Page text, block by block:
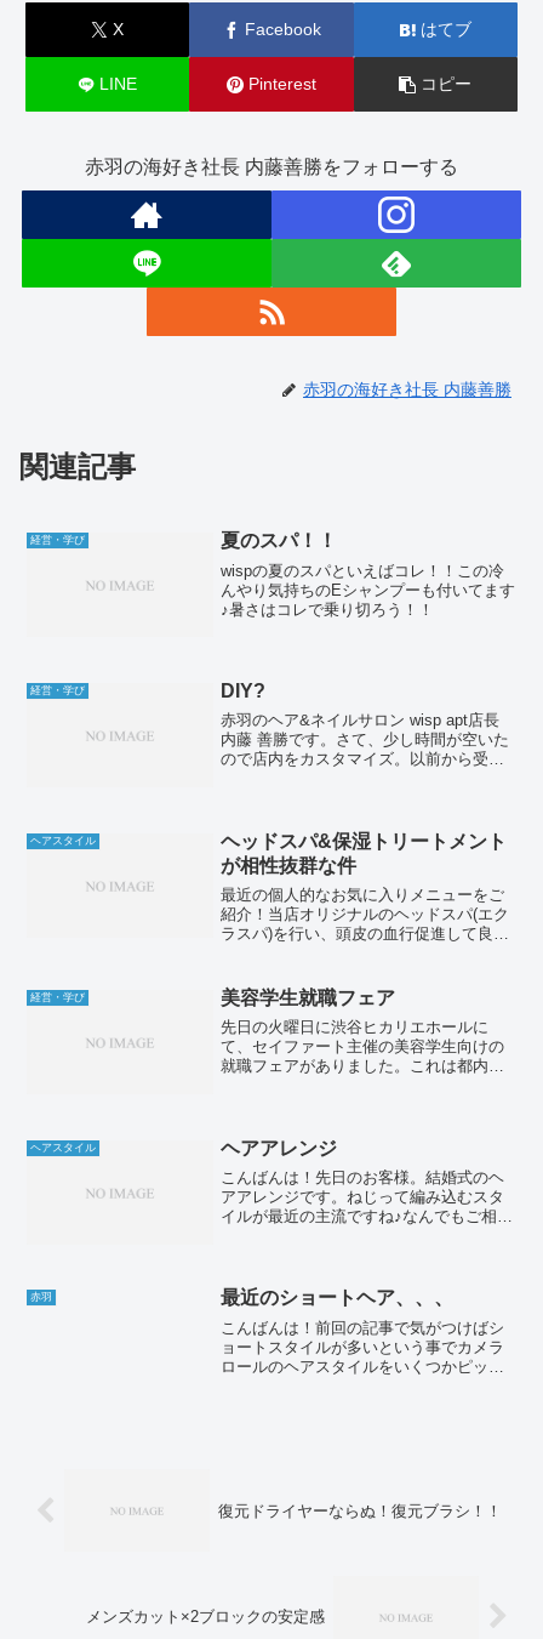
X Facebook はてブ
LINE Pinterest コピー
赤羽の海好き社長 内藤善勝をフォローする
赤羽の海好き社長 内藤善勝
関連記事
経営・学び 夏のスパ！！
wispの夏のスパといえばコレ！！この冷
んやり気持ちのEシャンプーも付いてます
♪暑さはコレで乗り切ろう！！
経営・学び DIY?
赤羽のヘア&ネイルサロン wisp apt店長
内藤 善勝です。さて、少し時間が空いた
ので店内をカスタマイズ。以前から受付
ってbox...
ヘアスタイル
ヘッドスパ&保湿トリートメント
が相性抜群な件
最近の個人的なお気に入りメニューをご
紹介！当店オリジナルのヘッドスパ(エク
ラスパ)を行い、頭皮の血行促進して良い
スチーマーで蒸す事 数分、、、蒸してる
時はこんな感じ。ウ...
経営・学び 美容学生就職フェア
先日の火曜日に渋谷ヒカリエホールに
て、セイファート主催の美容学生向けの
就職フェアがありました。これは都内の
のです。この地道な活動が後の...
ヘアスタイル ヘアアレンジ
こんばんは！先日のお客様。結婚式のヘ
アアレンジです。ねじって編み込むスタ
イルが最近の主流ですね♪なんでもご相談
赤羽 最近のショートヘア、、、
こんばんは！前回の記事で気がつけばシ
ョートスタイルが多いという事でカメラ
ロールのヘアスタイルをいくつかピック
復元ドライヤーならぬ！復元ブラシ！！
メンズカット×2ブロックの安定感